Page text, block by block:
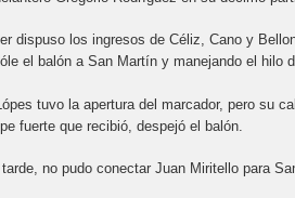
dispuso los ingresos de Céliz, Cano y
el balón a San Martín y manejando el hilo
tuvo la apertura del marcador, pero su
fuerte que recibió, despejó el balón.
no pudo conectar Juan Miritello para